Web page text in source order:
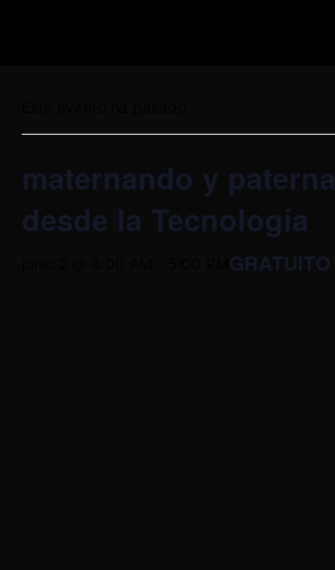
maternando y
desde la Tecnología
GRATUITO